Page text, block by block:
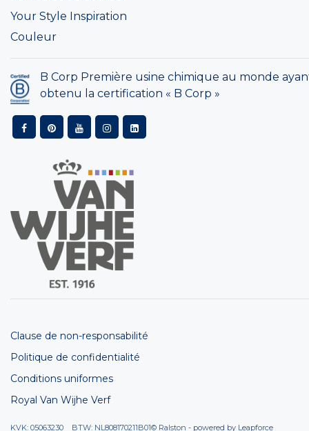
Your Style Inspiration
Couleur
B Corp Première usine chimique au monde
obtenu la certification « B Corp »
Clause de non-responsabilité
Politique de confidentialité
Conditions uniformes
Royal Van Wijhe Verf
KVK: 05063230 BTW: NL808170211B01© Ralston - powered by Leapforce